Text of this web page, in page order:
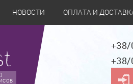
НОВОСТИ ОПЛАТА И